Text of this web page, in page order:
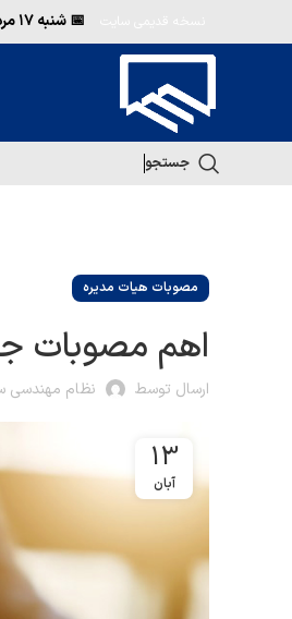
📅 شنبه
جستجو
مصوبات هیات مدیره
اهم مصوبات جلسه 12/
ارسال توسط نظام مهندسی
13
آبان